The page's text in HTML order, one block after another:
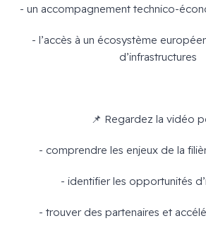
- un accompagnement technico-
- l’accès à un écosystème
d’infrastructures
📌 Regardez la vidéo
- comprendre les enjeux de la
- identifier les opportunités
- trouver des partenaires et